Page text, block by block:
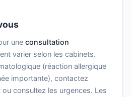
une consultation
varier selon les cabinets.
(réaction allergique
importante), contactez
consultez les urgences. Les